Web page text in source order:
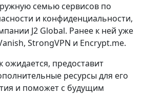
семью сервисов по
и конфиденциальности,
J2 Global. Ранее к ней уже
StrongVPN и Encrypt.me.
ожидается, предоставит
ресурсы для его
и поможет с будущим